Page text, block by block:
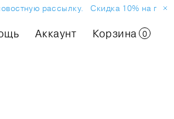
рассылку. Скидка 10% на первый
Аккаунт Корзина 0